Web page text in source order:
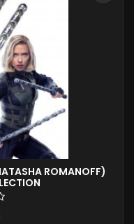
ROMANOFF)